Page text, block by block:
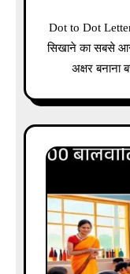
Dot to Dot Letter Tracing: बच्चों को हिंदी अक्षरों की पहचान
सिखाने का सबसे
अक्षर